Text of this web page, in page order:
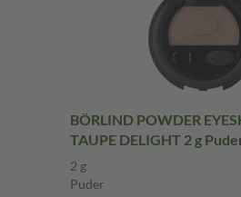
BÖRLIND POWDER
TAUPE DELIGHT 2 g
2 g
Puder